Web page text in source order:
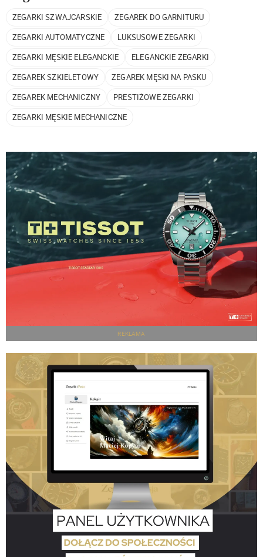
ZEGARKI SZWAJCARSKIE
ZEGAREK DO GARNITURU
ZEGARKI AUTOMATYCZNE
LUKSUSOWE ZEGARKI
ZEGARKI MĘSKIE ELEGANCKIE
ELEGANCKIE ZEGARKI
ZEGAREK SZKIELETOWY
ZEGAREK MĘSKI NA PASKU
ZEGAREK MECHANICZNY
PRESTIŻOWE ZEGARKI
ZEGARKI MĘSKIE MECHANICZNE
REKLAMA